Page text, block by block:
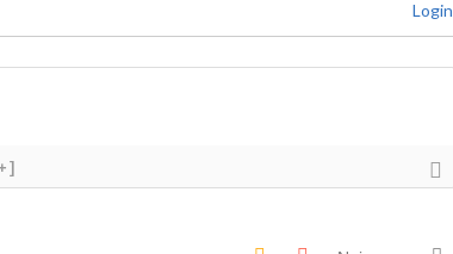
Login